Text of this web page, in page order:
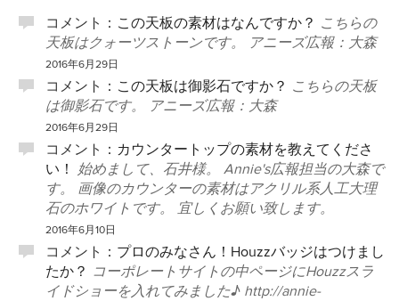
コメント： この天板の素材はなんですか？ こちらの
天板はクォーツストーンです。 アニーズ広報：大森
2016年6月29日
コメント： この天板は御影石ですか？ こちらの天板
は御影石です。 アニーズ広報：大森
2016年6月29日
コメント： カウンタートップの素材を教えてくださ
い！ 始めまして、石井様。 Annie's広報担当の大森で
す。 画像のカウンターの素材はアクリル系人工大理
石のホワイトです。 宜しくお願い致します。
2016年6月10日
コメント： プロのみなさん！Houzzバッジはつけまし
たか？ コーポレートサイトの中ページにHouzzスラ
イドショーを入れてみました♪ http://annie-